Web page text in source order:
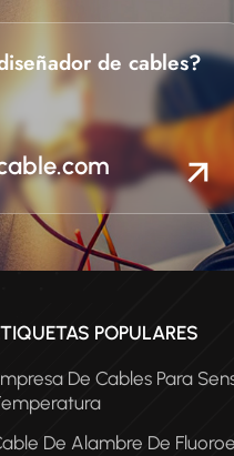
de cables?
POPULARES
De Cables Para
De Alambre De